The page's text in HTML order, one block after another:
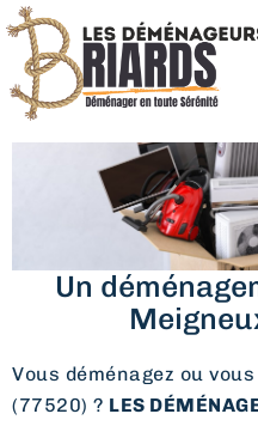
Un
Vous déménagez ou
(77520) ? LES